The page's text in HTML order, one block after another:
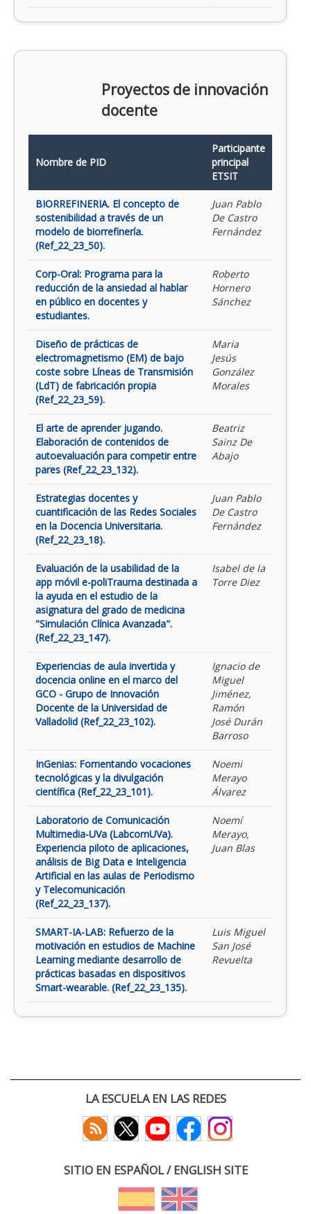
Proyectos de innovación
docente
Nombre de PID
Participante
principal
ETSIT
BIORREFINERIA. El concepto de
sostenibilidad a través de un
modelo de biorrefinería.
(Ref_22_23_50).
Juan Pablo
De Castro
Fernández
Corp-Oral: Programa para la
reducción de la ansiedad al hablar
en público en docentes y
estudiantes.
Roberto
Hornero
Sánchez
Diseño de prácticas de
electromagnetismo (EM) de bajo
coste sobre Líneas de Transmisión
(LdT) de fabricación propia
(Ref_22_23_59).
Maria
Jesús
González
Morales
El arte de aprender jugando.
Elaboración de contenidos de
autoevaluación para competir entre
pares (Ref_22_23_132).
Beatriz
Sainz De
Abajo
Estrategias docentes y
cuantificación de las Redes Sociales
en la Docencia Universitaria.
(Ref_22_23_18).
Juan Pablo
De Castro
Fernández
Evaluación de la usabilidad de la
app móvil e-poliTrauma destinada a
la ayuda en el estudio de la
asignatura del grado de medicina
"Simulación Clínica Avanzada".
(Ref_22_23_147).
Isabel de la
Torre Diez
Experiencias de aula invertida y
docencia online en el marco del
GCO - Grupo de Innovación
Docente de la Universidad de
Valladolid (Ref_22_23_102).
Ignacio de
Miguel
Jiménez,
Ramón
José Durán
Barroso
InGenias: Fomentando vocaciones
tecnológicas y la divulgación
científica (Ref_22_23_101).
Noemi
Merayo
Álvarez
Laboratorio de Comunicación
Multimedia-UVa (LabcomUVa).
Experiencia piloto de aplicaciones,
análisis de Big Data e Inteligencia
Artificial en las aulas de Periodismo
y Telecomunicación
(Ref_22_23_137).
Noemí
Merayo,
Juan Blas
SMART-IA-LAB: Refuerzo de la
motivación en estudios de Machine
Learning mediante desarrollo de
prácticas basadas en dispositivos
Smart-wearable. (Ref_22_23_135).
Luis Miguel
San José
Revuelta
LA ESCUELA EN LAS REDES
SITIO EN ESPAÑOL / ENGLISH SITE